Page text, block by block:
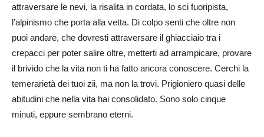
attraversare le nevi, la risalita in cordata, lo sci fuoripista,
l’alpinismo che porta alla vetta. Di colpo senti che oltre non
puoi andare, che dovresti attraversare il ghiacciaio tra i
crepacci per poter salire oltre, metterti ad arrampicare, provare
il brivido che la vita non ti ha fatto ancora conoscere. Cerchi la
temerarietà dei tuoi zii, ma non la trovi. Prigioniero quasi delle
abitudini che nella vita hai consolidato. Sono solo cinque
minuti, eppure sembrano eterni.